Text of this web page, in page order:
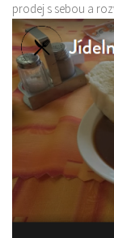
prodej s sebou a